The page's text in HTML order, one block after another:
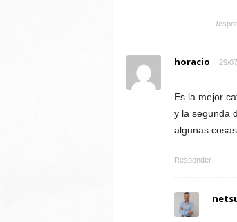
horacio 29/
Es la mejor
y la segunda
algunas cosas.
Responder